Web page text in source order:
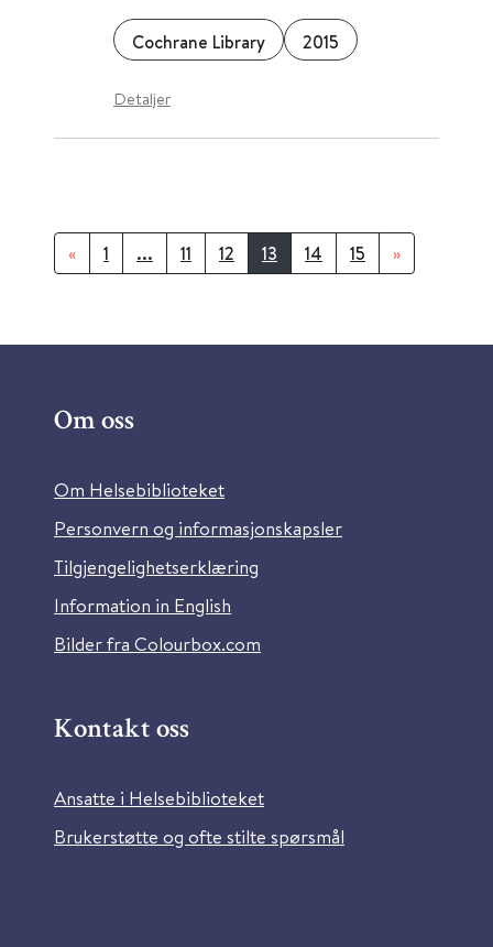
Cochrane Library 2015
Detaljer
« 1 ... 11 12 13 14 15 »
Om oss
Om Helsebiblioteket
Personvern og informasjonskapsler
Tilgjengelighetserklæring
Information in English
Bilder fra Colourbox.com
Kontakt oss
Ansatte i Helsebiblioteket
Brukerstøtte og ofte stilte spørsmål